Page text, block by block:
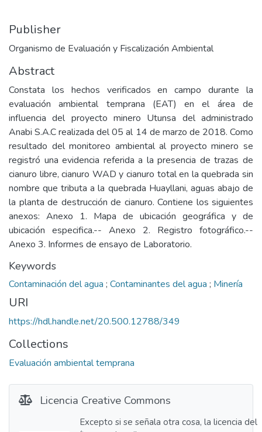
Publisher
Organismo de Evaluación y Fiscalización Ambiental
Abstract
Constata los hechos verificados en campo durante la
evaluación ambiental temprana (EAT) en el área de
influencia del proyecto minero Utunsa del administrado
Anabi S.A.C realizada del 05 al 14 de marzo de 2018. Como
resultado del monitoreo ambiental al proyecto minero se
registró una evidencia referida a la presencia de trazas de
cianuro libre, cianuro WAD y cianuro total en la quebrada sin
nombre que tributa a la quebrada Huayllani, aguas abajo de
la planta de destrucción de cianuro. Contiene los siguientes
anexos: Anexo 1. Mapa de ubicación geográfica y de
ubicación especifica.-- Anexo 2. Registro fotográfico.--
Anexo 3. Informes de ensayo de Laboratorio.
Keywords
Contaminación del agua ; Contaminantes del agua ; Minería
URI
https://hdl.handle.net/20.500.12788/349
Collections
Evaluación ambiental temprana
Licencia Creative Commons
Excepto si se señala otra cosa, la licencia del